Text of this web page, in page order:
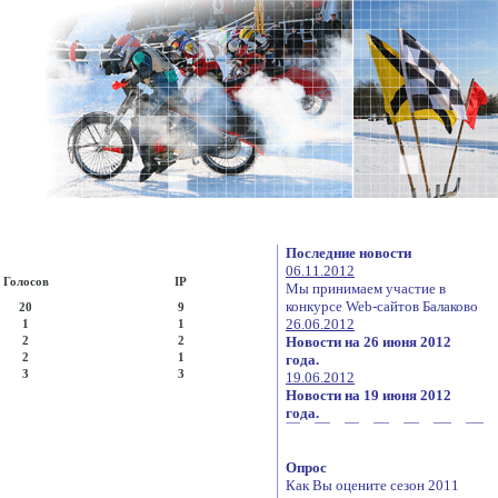
Голосов
IP
20
9
1
1
2
2
2
1
3 3
Последние новости
06.11.2012
Мы принимаем участие в
конкурсе Web-сайтов Балаково
26.06.2012
Новости на 26 июня 2012
года.
19.06.2012
Новости на 19 июня 2012
года.
Опрос
Как Вы оцените сезон 2011